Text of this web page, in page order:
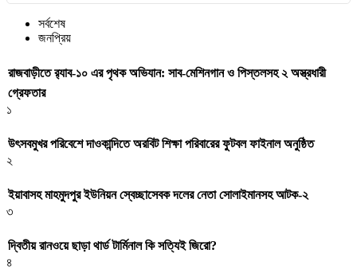
সর্বশেষ
জনপ্রিয়
রাজবাড়ীতে র‍্যাব-১০ এর পৃথক অভিযান: সাব-মেশিনগান ও পিস্তলসহ ২ অস্ত্রধারী
গ্রেফতার
১
উৎসবমুখর পরিবেশে দাওকান্দিতে অরবিট শিক্ষা পরিবারের ফুটবল ফাইনাল অনুষ্ঠিত
২
ইয়াবাসহ মাহমুদপুর ইউনিয়ন স্বেচ্ছাসেবক দলের নেতা সোলাইমানসহ আটক-২
৩
দ্বিতীয় রানওয়ে ছাড়া থার্ড টার্মিনাল কি সত্যিই জিরো?
৪